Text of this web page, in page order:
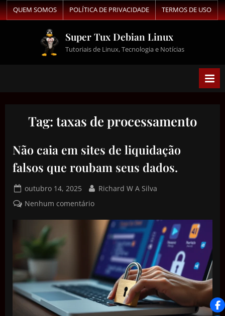
QUEM SOMOS POLÍTICA DE PRIVACIDADE TERMOS DE USO
Super Tux Debian Linux
Tutoriais de Linux, Tecnologia e Notícias
Tag: taxas de processamento
Não caia em sites de liquidação
falsos que roubam seus dados.
outubro 14, 2025
Richard W A Silva
Nenhum comentário